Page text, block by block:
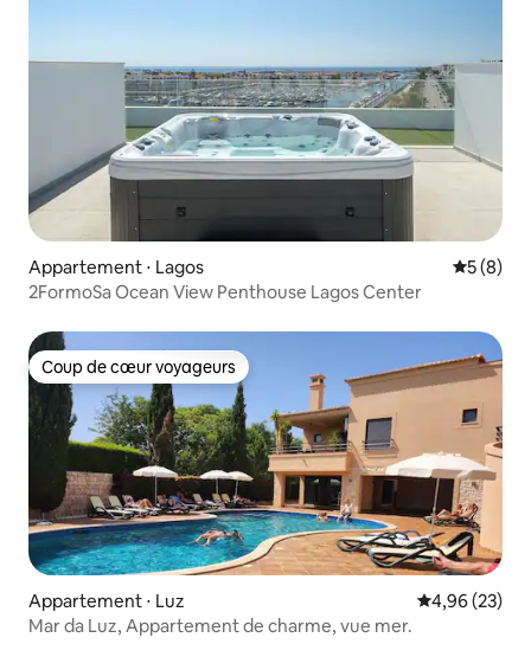
Appartement ⋅ Lagos
5 (8)
2FormoSa Ocean View Penthouse Lagos Center
Coup de cœur voyageurs
Coup de cœur voyageurs
Appartement ⋅ Luz Évaluation
4,96 (23)
Mar da Luz, Appartement de charme, vue mer.